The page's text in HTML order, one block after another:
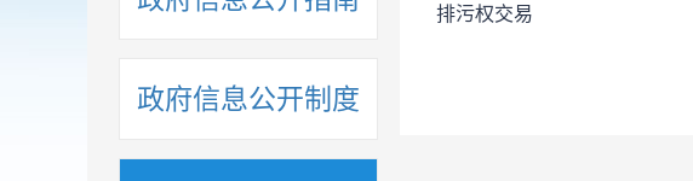
政府信息公开制度
排污权交易